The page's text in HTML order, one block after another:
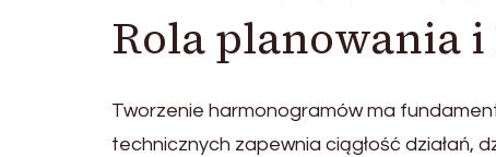
Rola planowania
Tworzenie harmonogramów ma
technicznych zapewnia ciągłość działań,